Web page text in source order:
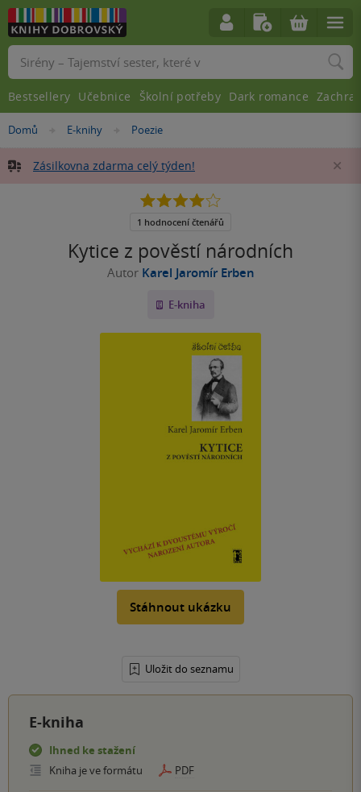
Nacházíte
zde:
Domů »
E-knihy »Poezie
Zásilkovna zdarma celý týden!
Kytice z pověstí národních
Autor Karel Jaromír Erben
E-kniha
Stáhnout ukázku
Uložit do seznamu
4.0
5
1 hodnocení čtenářů
E-kniha
Ihned ke stažení
Kniha je ve formátu
PDF
Vyhledávání
Bestsellery Učebnice Školní potřeby Dark romance